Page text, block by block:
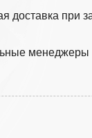
доставка при
менеджеры